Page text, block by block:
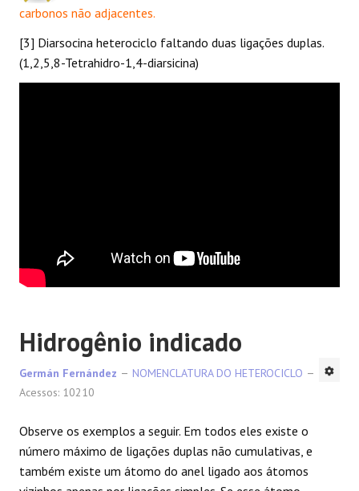
carbonos não adjacentes.
[3] Diarsocina heterociclo faltando duas ligações duplas.
(1,2,5,8-Tetrahidro-1,4-diarsicina)
Hidrogênio indicado
Germán Fernández
NOMENCLATURA DO HETEROCICLO
Acessos: 10210
Observe os exemplos a seguir. Em todos eles existe o
número máximo de ligações duplas não cumulativas, e
também existe um átomo do anel ligado aos átomos